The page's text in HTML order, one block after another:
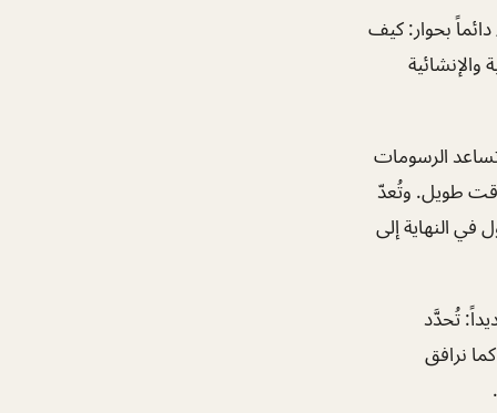
بحوار: كيف
الرسومات
طويل. وتُعدّ
في النهاية إلى
تُحدَّد
نرافق